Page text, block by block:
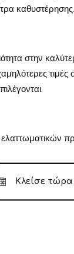
καθυστέρησης.
στην
τιμές
Κλείσε